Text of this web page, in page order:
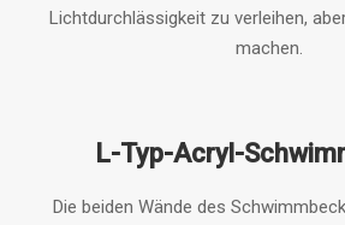
Lichtdurchlässigkeit zu verleihen,
machen.
L-Typ-Acryl-
Die beiden Wände des